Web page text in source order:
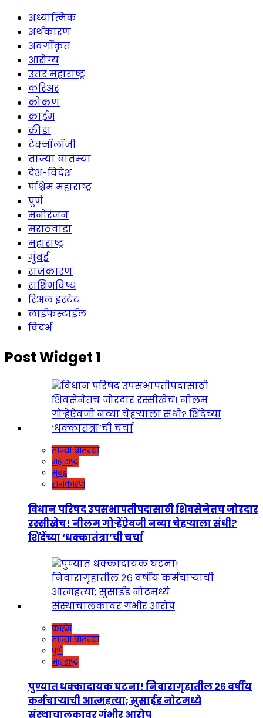
अध्यात्मिक
अर्थकारण
अवर्गीकृत
आरोग्य
उत्तर महाराष्ट्र
करिअर
कोकण
क्राईम
क्रीडा
टेक्नॉलॉजी
ताज्या बातम्या
देश-विदेश
पश्चिम महाराष्ट्र
पुणे
मनोरंजन
मराठवाडा
महाराष्ट्र
मुंबई
राजकारण
राशिभविष्य
रिअल इस्टेट
लाईफस्टाईल
विदर्भ
Post Widget 1
ताज्या बातम्या
महाराष्ट्र
मुंबई
राजकारण
विधान परिषद उपसभापतीपदासाठी शिवसेनेतच जोरदार
रस्सीखेच! नीलम गोऱ्हेंऐवजी नव्या चेहऱ्याला संधी?
शिंदेंच्या ‘धक्कातंत्रा’ची चर्चा
क्राईम
ताज्या बातम्या
पुणे
महाराष्ट्र
पुण्यात धक्कादायक घटना! निवारागृहातील २६ वर्षीय
कर्मचाऱ्याची आत्महत्या; सुसाईड नोटमध्ये
संस्थाचालकावर गंभीर आरोप